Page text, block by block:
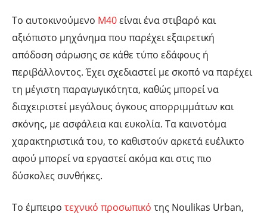
Το αυτοκινούμενο M40είναι ένα στιβαρό και
αξιόπιστο μηχάνημα που παρέχει εξαιρετική
απόδοση σάρωσης σε κάθε τύπο εδάφους ή
περιβάλλοντος. Έχει σχεδιαστεί με σκοπό να παρέχει
τη μέγιστη παραγωγικότητα, καθώς μπορεί να
διαχειριστεί μεγάλους όγκους απορριμμάτων και
σκόνης, με ασφάλεια και ευκολία. Τα καινοτόμα
χαρακτηριστικά του, το καθιστούν αρκετά ευέλικτο
αφού μπορεί να εργαστεί ακόμα και στις πιο
δύσκολες συνθήκες.
Το έμπειρο τεχνικό προσωπικό της Noulikas Urban,